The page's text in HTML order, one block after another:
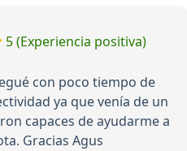
5 (Experiencia positiva)
con poco tiempo de
ya que venía de un
capaces de ayudarme a
Gracias Agus